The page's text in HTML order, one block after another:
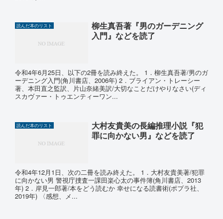
読んだ本のリスト
柳生真吾著『男のガーデニング
入門』などを読了
令和4年6月25日、以下の2冊を読み終えた。 1．柳生真吾著/男のガ
ーデニング入門(角川書店、2006年) 2．ブライアン・トレーシー
著、本田直之監訳、片山奈緒美訳/大切なことだけやりなさい(ディ
スカヴァー・トゥエンティーワン...
読んだ本のリスト
大村友貴美の長編推理小説『犯
罪に向かない男』などを読了
令和4年12月1日、次の二冊を読み終えた。 1．大村友貴美著/犯罪
に向かない男 警視庁捜査一課田楽心太の事件簿(角川書店、2013
年) 2．岸見一郎著/本をどう読むか 幸せになる読書術(ポプラ社、
2019年) 〈感想、メ...